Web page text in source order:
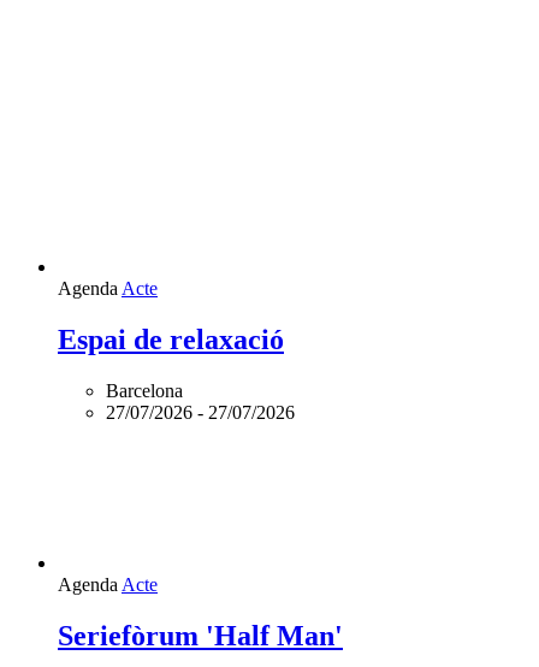
Agenda Acte
Espai de relaxació
Barcelona
27/07/2026 - 27/07/2026
Agenda Acte
Seriefòrum 'Half Man'